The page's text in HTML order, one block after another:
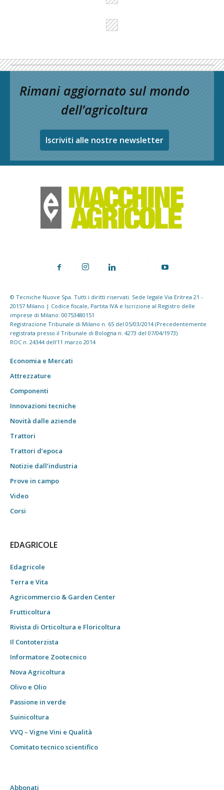
Rimani aggiornato sul mondo
dell’agricoltura
Iscriviti alle nostre newsletter
© Tecniche Nuove Spa. Tutti i diritti riservati. Sede legale Via Eritrea 21 -
20157 Milano | Codice fiscale, Partita IVA e Iscrizione al Registro delle
imprese di Milano: 00753480151
Registrazione Tribunale di Milano n. 65 del 05/03/2014 (Precedentemente
registrata presso il Tribunale di Bologna n. 4273 del 07/04/1973)
ROC n. 24344 dell'11 marzo 2014
Economia e Mercati
Attrezzature
Componenti
Innovazioni tecniche
Novità dalle aziende
Trattori
Trattori d’epoca
Notizie dall’industria
Prove in campo
Video
Corsi
EDAGRICOLE
Edagricole
Terra e Vita
Agricommercio & Garden Center
Frutticoltura
Rivista di Orticoltura e Floricoltura
Il Contoterzista
Informatore Zootecnico
Nova Agricoltura
Olivo e Olio
Passione in verde
Suinicoltura
VVQ – Vigne Vini e Qualità
Comitato tecnico scientifico
Abbonati